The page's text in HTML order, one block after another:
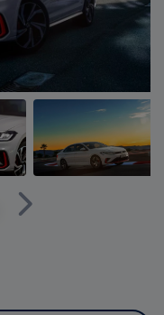
Próximo